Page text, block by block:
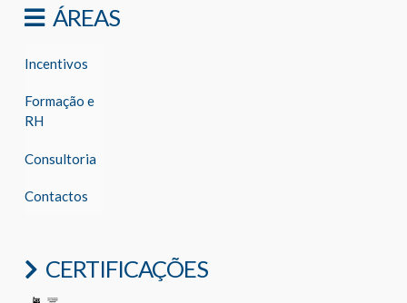
ÁREAS
Incentivos
Formação e
RH
Consultoria
Contactos
CERTIFICAÇÕES